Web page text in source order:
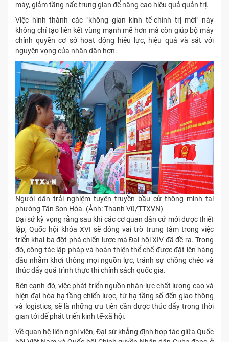
máy, giảm tầng nấc trung gian để nâng cao hiệu quả quản trị.
Việc hình thành các "không gian kinh tế-chính trị mới" này
không chỉ tạo liên kết vùng mạnh mẽ hơn mà còn giúp bộ máy
chính quyền cơ sở hoạt động hiệu lực, hiệu quả và sát với
nguyện vọng của nhân dân hơn.
Người dân trải nghiệm tuyên truyền bầu cử thông minh tại
phường Tân Sơn Hòa. (Ảnh: Thanh Vũ/TTXVN)
Đại sứ kỳ vọng rằng sau khi các cơ quan dân cử mới được thiết
lập, Quốc hội khóa XVI sẽ đóng vai trò trung tâm trong việc
triển khai ba đột phá chiến lược mà Đại hội XIV đã đề ra. Trong
đó, công tác lập pháp và hoàn thiện thể chế được đặt lên hàng
đầu nhằm khơi thông mọi nguồn lực, tránh sự chồng chéo và
thúc đẩy quá trình thực thi chính sách quốc gia.
Bên cạnh đó, việc phát triển nguồn nhân lực chất lượng cao và
hiện đại hóa hạ tầng chiến lược, từ hạ tầng số đến giao thông
và logistics, sẽ là những ưu tiên cần được thúc đẩy trong thời
gian tới để phát triển kinh tế-xã hội.
Về quan hệ liên nghị viện, Đại sứ khẳng định hợp tác giữa Quốc